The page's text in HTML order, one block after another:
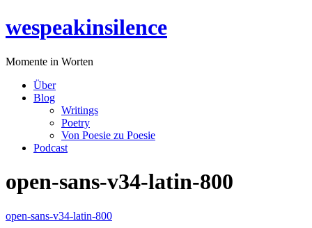
Inhalt
wespeakinsilence
Momente in Worten
Über
Blog
Writings
Poetry
Von Poesie zu Poesie
Podcast
open-sans-v34-latin-800
open-sans-v34-latin-800